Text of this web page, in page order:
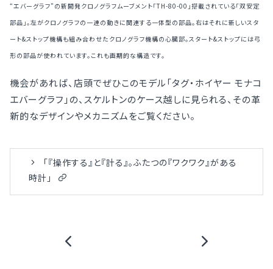
“エバーグラフ”の新開発クロノグラフムーブメント「TH-80-00」搭載されている「双安定
部品」。左がクロノグラフの一連の動きに関連する一体型の部品。右はそれに新しいスタ
ート&ストップ機構も組み合わせたクロノグラフ機構の心臓部。スタート&ストップには弓
形の部品が使われています。これも画期的な構造です。
機会があれば、店頭でぜひこのモデル「タグ・ホイヤー モナコ
エバーグラフ」の、スケルトンのケース越しに見られる、その革
新的なデザインやメカニズムをご覧ください。
「『操作する』と『計る』。ふたつの『ワクワク』がある
時計」